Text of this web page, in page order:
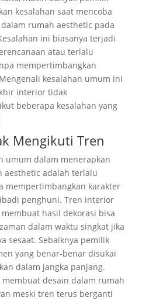
kesalahan saat mencoba
rumah aesthetic pada
ini biasanya terjadi
atau terlalu
mempertimbangkan
kesalahan umum ini
interior tidak
beberapa kesalahan yang
Mengikuti Tren
umum dalam menerapkan
aesthetic adalah terlalu
mempertimbangkan karakter
penghuni. Tren interior
hasil dekorasi bisa
dalam waktu singkat jika
sesaat. Sebaiknya pemilik
yang benar-benar disukai
dalam jangka panjang.
membuat desain dalam rumah
meski tren terus berganti